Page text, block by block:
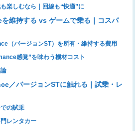
楽しむなら｜回線も“快適”に
維持する vs ゲームで乗る｜コスパ
（バージョンST）を所有・維持する費用
感覚”を味わう機材コスト
／バージョンSTに触れる｜試乗・レ
の試乗
レンタカー